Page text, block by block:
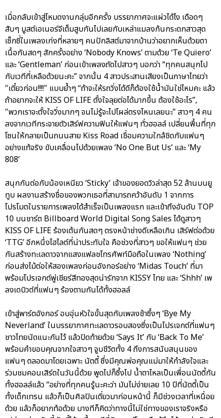
เมื่อกลับเข้าสู่โหมดงานกลุ่มอีกครั้ง บรรยากาศจะแผ่วได้ไง เดือดๆ
สับๆ บูสต์เอเนอร์จีเต็มสูบกันไปเลยกับเหล่าแมลงก้นกระดกสาวสุด
เซ็กซี่ในเพลงเก่งที่หลายๆ คนปักลิสต์มาจากบ้านว่าอยากเห็นด้วยตา
เนื้อกันสดๆ สักครั้งอย่าง ‘Nobody Knows’ ตามด้วย ‘Te Quiero’
และ ‘Gentleman’ ก่อนเข้าเพลงถัดไปสาวๆ บอกว่า “ทุกคนสนุกไป
กับเวทีที่เหลือด้วยนะคะ” จากนั้น 4 สาวประสานเสียงเป็นภาษาไทยว่า
"เดี๋ยวก่อน!!!!" แบบย้ำๆ “ถ้าจะให้รถวิ่งได้ดีก็ต้องใช้น้ำมันใช่ไหมคะ แล้ว
ถ้าอยากจะให้ KISS OF LIFE ตั้งใจลุยต่อได้มากขึ้น ต้องใช้อะไร”,
"พวกเราจะตั้งใจวิ่งมากๆ จนไม่รู้จะไปโผล่ตรงไหนเลยนะ” สาวๆ 4 คน
ลงจากเวทีกระจายตัวเสิร์ฟความฟินให้แฟนๆ ทั่วฮอลล์ เปลี่ยนพื้นที่ทุก
โซนให้กลายเป็นถนนสาย Kiss Road เชื่อมความใกล้ชิดกับแฟนๆ
อย่างแท้จริง ขับเคลื่อนไปด้วยเพลง ‘No One But Us’ และ ‘My
808’
สนุกกันต่อกับน้องเหนียว ‘Sticky’ เจ้าของยอดวิวล่าสุด 52 ล้านบนยู
ทูบ ผลงานสร้างชื่อของพวกเธอที่สามารถคว้าอันดับ 1 จากการ
โปรโมตในรายการเพลงได้สำเร็จเป็นเพลงแรก และเข้าถึงอันดับ TOP
10 บนชาร์ต Billboard World Digital Song Sales ได้ดูสาวๆ
KISS OF LIFE ร้องเต้นกันสดๆ ตรงหน้าช่างดีเหลือเกิน เสิร์ฟต่อด้วย
‘TTG’ อีกหนึ่งไฮไลต์ที่น่าประทับใจ คือช่วงที่สาวๆ ขอให้แฟนๆ ช่วย
กันสร้างทะเลดาวจากแสงแฟลชโทรศัพท์มือถือในเพลง ‘Nothing’
ก่อนส่งไม้ต่อให้สองเพลงก่อนอังกอร์อย่าง ‘Midas Touch’ ที่มา
พร้อมโปรเจกต์พู่เชียร์สีทองสุดน่ารักจาก KISSY ไทย และ ‘Shhh’ เพ
ลงเดบิวต์ที่แฟนๆ ร้องตามกันได้ทั้งฮอลล์
เข้าสู่พาร์ตอังกอร์ อบอุ่นหัวใจขั้นสุดกับเพลงช้าซึ้งๆ ‘Bye My
Neverland’ ในบรรยากาศทะเลดาวรอบสองซึ่งเป็นโปรเจกต์ที่แฟนๆ
ชาวไทยนัดแนะกันไว้ แล้วปิดท้ายด้วย ‘Says It’ กับ ‘Back To Me’
พร้อมคำขอบคุณจากใจสาวๆ จูบชีวิตทั้ง 4 ถึงการสนับสนุนของ
แฟนๆ ตลอดมาโดยเฉพาะ นัตตี้ ซึ่งมีคุณพ่อคุณแม่มาให้กำลังใจและ
ร่วมชมคอนเสิร์ตในวันนี้ด้วย พูดไปก็ซึ้งไป น้ำตาไหลเป็นเพื่อนนัตตี้กัน
ทั้งฮอลล์แล้ว “อย่างที่ทุกคนรู้นะคะว่า มันไม่ง่ายเลย 10 ปีที่นัตตี้เป็น
ทั้งเด็กเทรน แล้วก็เป็นศิลปินเดี่ยวมาก่อนหน้านี้ ก็มีช่วงเวลาที่เหนื่อย
ด้วย แล้วก็อยากท้อด้วย บางทีก็คิดว่าทางนี้ไม่ใช่ทางของเราจริงหรือ